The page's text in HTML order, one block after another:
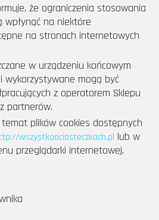
że ograniczenia stosowania
wpłynąć na niektóre
na stronach internetowych
w urządzeniu końcowym
wykorzystywane mogą być
z operatorem Sklepu
partnerów.
plików cookies dostępnych
wszystkoociasteczkach.pl lub w
przeglądarki internetowej.